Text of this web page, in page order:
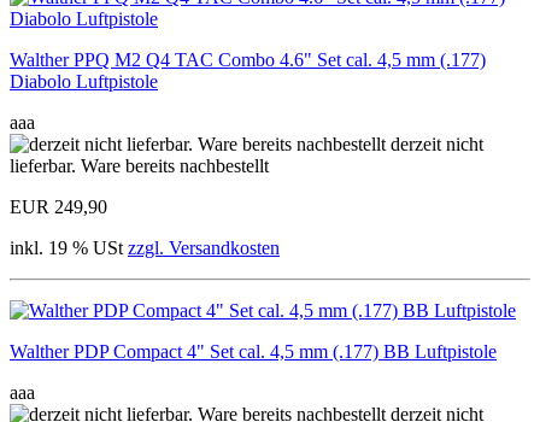
Walther PPQ M2 Q4 TAC Combo 4.6" Set cal. 4,5 mm (.177)
Diabolo Luftpistole
aaa
derzeit nicht
lieferbar. Ware bereits nachbestellt
EUR 249,90
inkl. 19 % USt zzgl. Versandkosten
Walther PDP Compact 4" Set cal. 4,5 mm (.177) BB Luftpistole
aaa
derzeit nicht